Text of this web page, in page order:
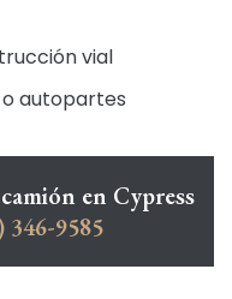
vial
autopartes
en Cypress
346-9585